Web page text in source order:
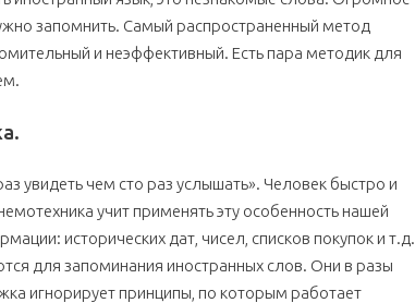
запомнить. Самый распространенный метод
и неэффективный. Есть пара методик для
увидеть чем сто раз услышать». Человек быстро и
учит применять эту особенность нашей
исторических дат, чисел, списков покупок и т.д.
для запоминания иностранных слов. Они в разы
игнорирует принципы, по которым работает